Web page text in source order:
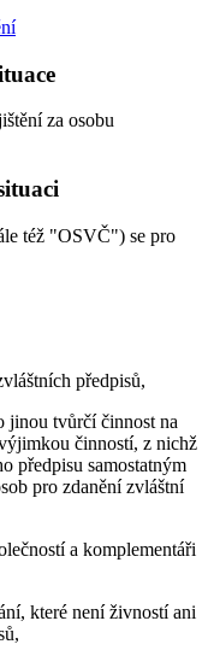
za osobu
též "OSVČ") se pro
předpisů,
jinou tvůrčí činnost na
činností, z nichž
předpisu samostatným
pro zdanění zvláštní
a komplementáři
které není živností ani